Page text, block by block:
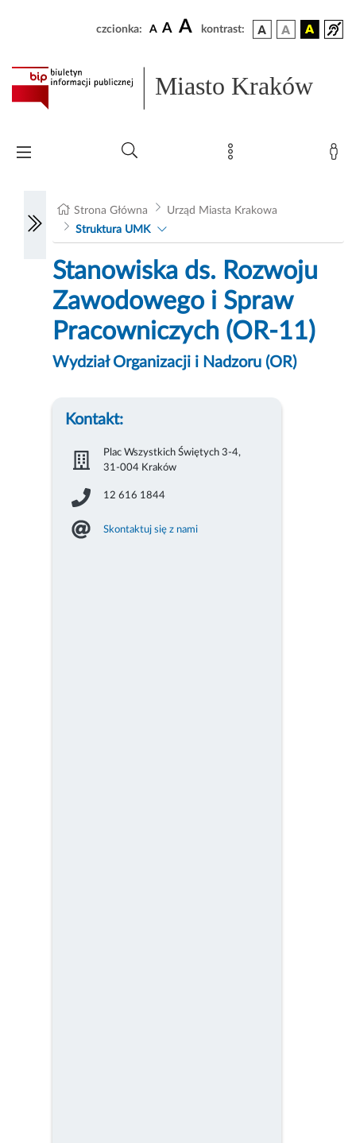
czcionka: A A A kontrast:
Miasto Kraków
Strona Główna
Urząd Miasta Krakowa
Struktura UMK
Stanowiska ds. Rozwoju
Zawodowego i Spraw
Pracowniczych (OR-11)
Wydział Organizacji i Nadzoru (OR)
Kontakt:
Plac Wszystkich Świętych 3-4,
31-004 Kraków
12 616 1844
Skontaktuj się z nami